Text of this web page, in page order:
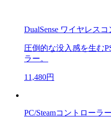
DualSense ワイヤレス
圧倒的な没入感を生む
ラー。
11,480円
PC/Steamコントローラ